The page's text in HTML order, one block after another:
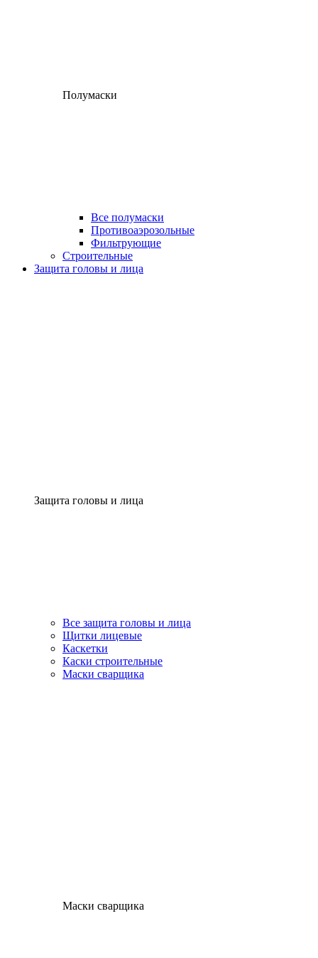
Полумаски
Все полумаски
Противоаэрозольные
Фильтрующие
Строительные
Защита головы и лица
Защита головы и лица
Все защита головы и лица
Щитки лицевые
Каскетки
Каски строительные
Маски сварщика
Маски сварщика